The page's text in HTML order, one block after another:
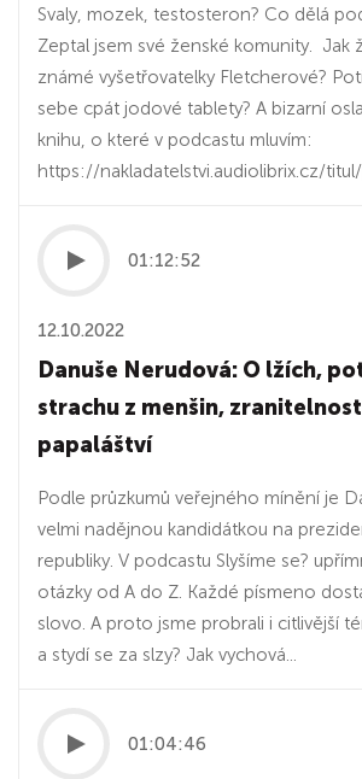
Svaly, mozek, testosteron? Co dělá
Zeptal jsem své ženské komunity. Jak
známé vyšetřovatelky Fletcherové?
sebe cpát jodové tablety? A bizarní
knihu, o které v podcastu mluvím:
https://nakladatelstvi.audiolibrix.cz/
01:12:52
12.10.2022
Danuše Nerudová: O lžích,
strachu z menšin,
papaláštví
Podle průzkumů veřejného mínění je
velmi nadějnou kandidátkou na
republiky. V podcastu Slyšíme se?
otázky od A do Z. Každé písmeno
slovo. A proto jsme probrali i citlivější
a stydí se za slzy? Jak vychová...
01:04:46